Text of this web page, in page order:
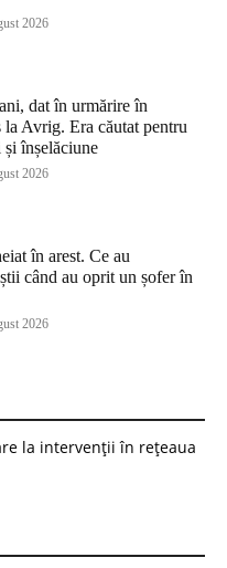
2026
dat în urmărire în
Avrig. Era căutat pentru
înșelăciune
2026
în arest. Ce au
când au oprit un șofer în
2026
la intervenții în rețeaua